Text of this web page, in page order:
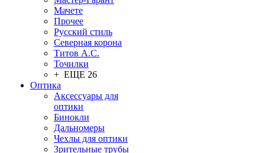
Мачете
Прочее
Русский стиль
Северная корона
Титов А.С.
Точилки
+ ЕЩЕ 26
Оптика
Аксессуары для
оптики
Бинокли
Дальномеры
Чехлы для оптики
Зрительные трубы